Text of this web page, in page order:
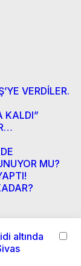
VERDİLER.
KALDI”
MU?